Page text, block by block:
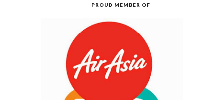
PROUD MEMBER OF